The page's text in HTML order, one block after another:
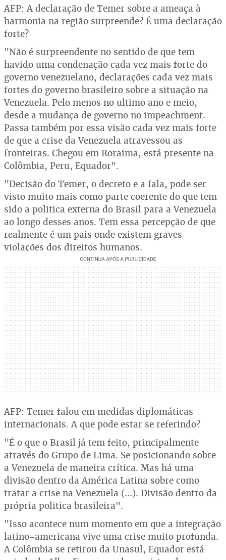
AFP: A declaração de Temer sobre a ameaça à
harmonia na região surpreende? É uma declaração
forte?
"Não é surpreendente no sentido de que tem
havido uma condenação cada vez mais forte do
governo venezuelano, declarações cada vez mais
fortes do governo brasileiro sobre a situação na
Venezuela. Pelo menos no ultimo ano e meio,
desde a mudança de governo no impeachment.
Passa também por essa visão cada vez mais forte
de que a crise da Venezuela atravessou as
fronteiras. Chegou em Roraima, está presente na
Colômbia, Peru, Equador".
"Decisão do Temer, o decreto e a fala, pode ser
visto muito mais como parte coerente do que tem
sido a politica externa do Brasil para a Venezuela
ao longo desses anos. Tem essa percepção de que
realmente é um pais onde existem graves
violações dos direitos humanos.
AFP: Temer falou em medidas diplomáticas
internacionais. A que pode estar se referindo?
"É o que o Brasil já tem feito, principalmente
através do Grupo de Lima. Se posicionando sobre
a Venezuela de maneira crítica. Mas há uma
divisão dentro da América Latina sobre como
tratar a crise na Venezuela (...). Divisão dentro da
própria politica brasileira".
"Isso acontece num momento em que a integração
latino-americana vive uma crise muito profunda.
A Colômbia se retirou da Unasul, Equador está